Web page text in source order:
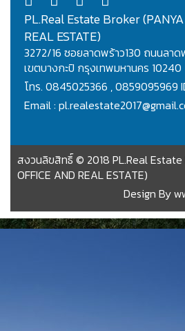
PL.Real Estate Broker
REAL ESTATE)
3272/16 ซอยลาดพร้าว130 ถนนลา
เขตบางกะปิ กรุงเทพมหานคร 10240
โทร. 0845025366 , 0859095969
Email :
สงวนลิขสิทธิ์ © 2018 PL.Real Estate
OFFICE AND REAL ESTATE)
Design By